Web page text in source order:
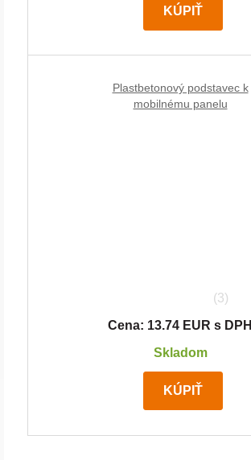
KÚPIŤ
Plastbetonový podstavec k
mobilnému panelu
(3)
Cena: 13.74 EUR s DPH
Skladom
KÚPIŤ